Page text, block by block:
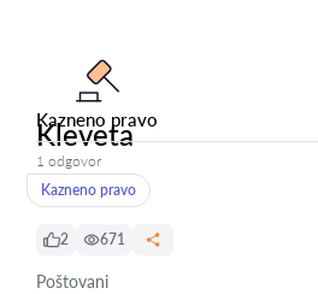
Kazneno pravo
Kleveta
1 odgovor
Kazneno pravo
2 671
Poštovani